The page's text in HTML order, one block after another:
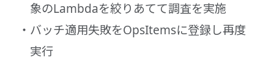
象のLambdaを絞りあてて調査を実施
バッチ適用失敗をOpsItemsに登録し再度
実行